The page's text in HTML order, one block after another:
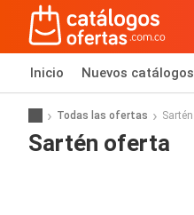
Inicio Nuevos catálogos
Todas las ofertas Sartén
Sartén oferta